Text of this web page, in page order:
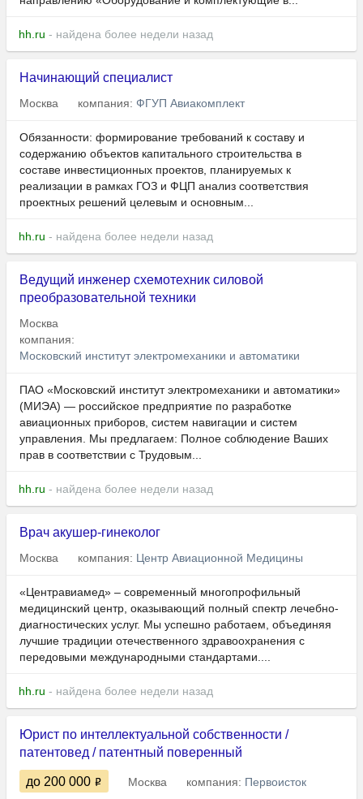
hh.ru - найдена более недели назад
Начинающий специалист
Москва компания: ФГУП Авиакомплект
Обязанности: формирование требований к составу и
содержанию объектов капитального строительства в
составе инвестиционных проектов, планируемых к
реализации в рамках ГОЗ и ФЦП анализ соответствия
проектных решений целевым и основным...
hh.ru - найдена более недели назад
Ведущий инженер схемотехник силовой
преобразовательной техники
Москва
компания:
Московский институт электромеханики и автоматики
ПАО «Московский институт электромеханики и автоматики»
(МИЭА) — российское предприятие по разработке
авиационных приборов, систем навигации и систем
управления. Мы предлагаем: Полное соблюдение Ваших
прав в соответствии с Трудовым...
hh.ru - найдена более недели назад
Врач акушер-гинеколог
Москва компания: Центр Авиационной Медицины
«Центравиамед» – современный многопрофильный
медицинский центр, оказывающий полный спектр лечебно-
диагностических услуг. Мы успешно работаем, объединяя
лучшие традиции отечественного здравоохранения с
передовыми международными стандартами....
hh.ru - найдена более недели назад
Юрист по интеллектуальной собственности /
патентовед / патентный поверенный
до 200 000 Москва компания: Первоисток